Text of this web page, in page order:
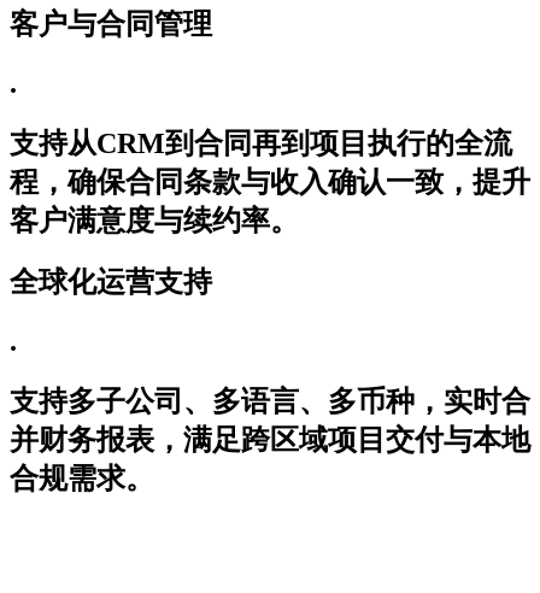
客户与合同管理
.
支持从CRM到合同再到项目执行的全流
程，确保合同条款与收入确认一致，提升
客户满意度与续约率。
全球化运营支持
.
支持多子公司、多语言、多币种，实时合
并财务报表，满足跨区域项目交付与本地
合规需求。